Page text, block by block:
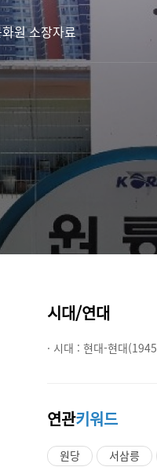
원 소장자료
시대/연대
· 시대 : 현대-현대
연관키워드
원당 서삼릉